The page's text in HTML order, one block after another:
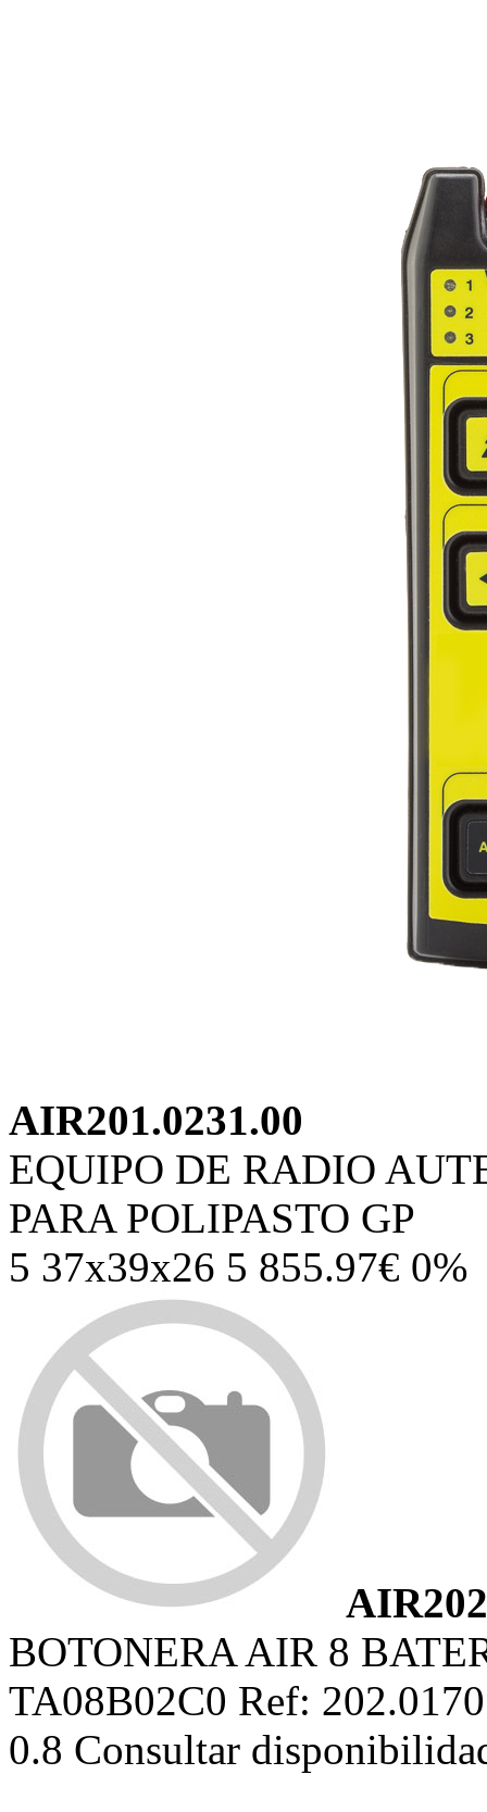
AIR201.0231.00
EQUIPO DE RADIO
PARA POLIPASTO GP
5 37x39x26 5 855.97€ 0%
BOTONERA AIR 8
TA08B02C0 Ref:
0.8 Consultar